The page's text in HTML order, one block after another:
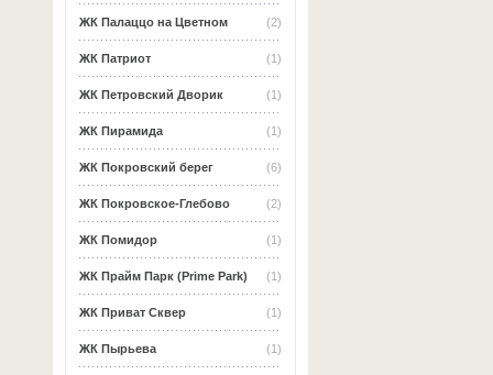
(2)
ЖК Палаццо на Цветном
(1)
ЖК Патриот
(1)
ЖК Петровский Дворик
(1)
ЖК Пирамида
(6)
ЖК Покровский берег
(2)
ЖК Покровское-Глебово
(1)
ЖК Помидор
(1)
ЖК Прайм Парк (Prime Park)
(1)
ЖК Приват Сквер
(1)
ЖК Пырьева